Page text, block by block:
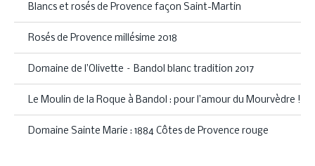
Blancs et rosés de Provence façon Saint-Martin
Rosés de Provence millésime 2018
Domaine de l’Olivette – Bandol blanc tradition 2017
Le Moulin de la Roque à Bandol : pour l’amour du Mourvèdre !
Domaine Sainte Marie : 1884 Côtes de Provence rouge